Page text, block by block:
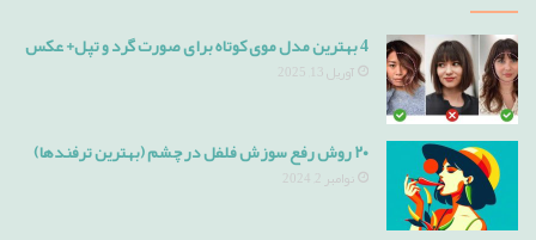
4 بهترین مدل موی کوتاه برای صورت گرد و تپل+ عکس
آوریل 13, 2025
۲۰ روش رفع سوزش فلفل در چشم (بهترین ترفندها)
نوامبر 2, 2024